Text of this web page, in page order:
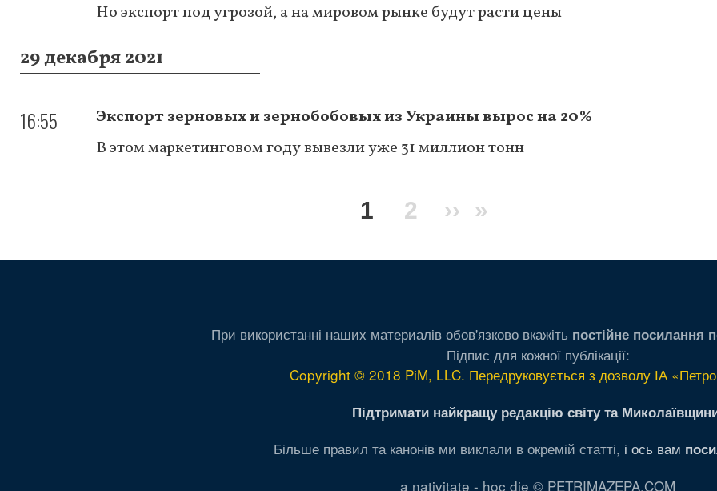
Но экспорт под угрозой, а на мировом рынке будут расти цены
29 декабря 2021
16:55
Экспорт зерновых и зернобобовых из Украины вырос на 20%
В этом маркетинговом году вывезли уже 31 миллион тонн
Текущая
1 Page
2
Следующая
››
Последняя
»
При використанні наших материалів обов'язково вкажіть постійне посилання
Підпис для кожної публікації:
Copyright © 2018 PiM, LLC. Передруковується з дозволу ІА
Підтримати найкращу редакцію світу та
Більше правил та канонів ми виклали в окремій статті, і ось вам
a nativitate - hoc die © PETRIMAZEPA.COM